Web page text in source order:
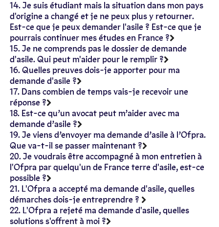
14. Je suis étudiant mais la situation dans mon pays
d'origine a changé et je ne peux plus y retourner.
Est-ce que je peux demander l'asile ? Est-ce que je
pourrais continuer mes études en France ?
15. Je ne comprends pas le dossier de demande
d'asile. Qui peut m'aider pour le remplir ?
16. Quelles preuves dois-je apporter pour ma
demande d'asile ?
17. Dans combien de temps vais-je recevoir une
réponse ?
18. Est-ce qu’un avocat peut m’aider avec ma
demande d’asile ?
19. Je viens d’envoyer ma demande d’asile à l’Ofpra.
Que va-t-il se passer maintenant ?
20. Je voudrais être accompagné à mon entretien à
l'Ofpra par quelqu'un de France terre d'asile, est-ce
possible ?
21. L'Ofpra a accepté ma demande d'asile, quelles
démarches dois-je entreprendre ?
22. L'Ofpra a rejeté ma demande d'asile, quelles
solutions s'offrent à moi ?